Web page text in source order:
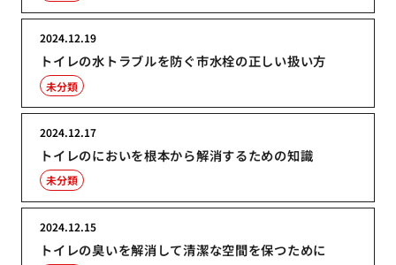
トイレの水トラブルを防ぐ市水栓の正しい扱い方
2024.12.19
未分類
トイレのにおいを根本から解消するための知識
2024.12.17
未分類
トイレの臭いを解消して清潔な空間を保つために
2024.12.15